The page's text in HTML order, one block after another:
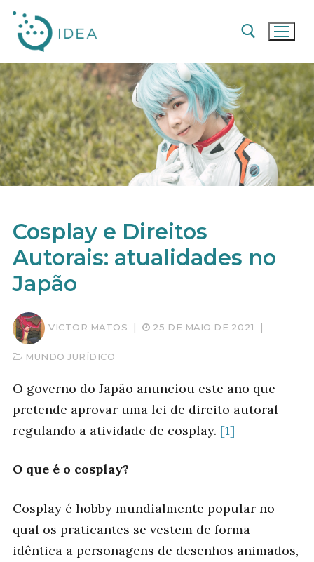
Pular
para
conteúdo
Pesquisar por:
Cosplay e Direitos
Autorais: atualidades no
Japão
VICTOR MATOS | 25 DE MAIO DE 2021 |
MUNDO JURÍDICO
O governo do Japão anunciou este ano que
pretende aprovar uma lei de direito autoral
regulando a atividade de cosplay. [1]
O que é o cosplay?
Cosplay é hobby mundialmente popular no
qual os praticantes se vestem de forma
idêntica a personagens de desenhos animados,